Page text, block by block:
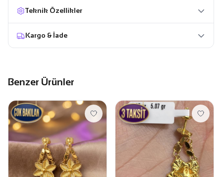
Teknik Özellikler
Kargo & İade
Benzer Ürünler